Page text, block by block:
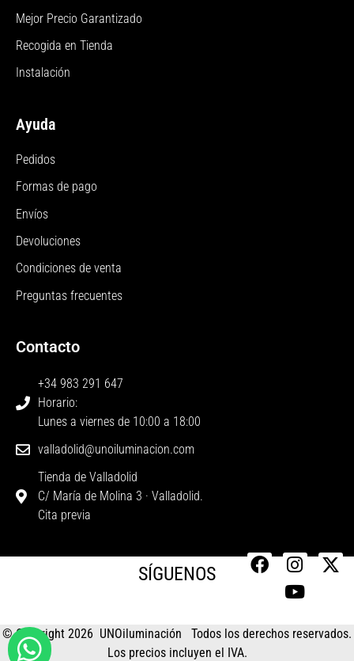
Mejor Precio Garantizado
Recogida en Tienda
Instalación
Ayuda
Pedidos
Formas de pago
Envíos
Devoluciones
Condiciones de venta
Preguntas frecuentes
Contacto
+34 983 291 647
Horario:
Lunes a viernes de 10:00 a 18:00
valladolid@unoiluminacion.com
Tienda de Valladolid
C/ María de Molina 3 · Valladolid.
Cita previa
SÍGUENOS
© Copyright 2026 UNOiluminación Todos los derechos reservados.
Los precios incluyen el IVA.